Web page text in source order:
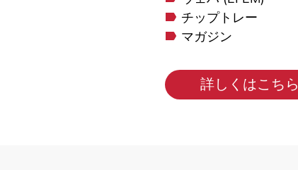
チップトレー
マガジン
詳しくはこちら